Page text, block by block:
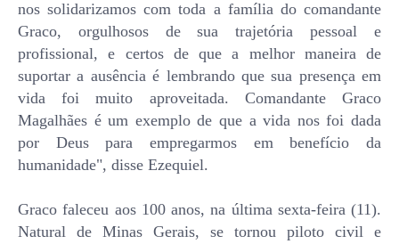
nos solidarizamos com toda a família do comandante
Graco, orgulhosos de sua trajetória pessoal e
profissional, e certos de que a melhor maneira de
suportar a ausência é lembrando que sua presença em
vida foi muito aproveitada. Comandante Graco
Magalhães é um exemplo de que a vida nos foi dada
por Deus para empregarmos em benefício da
humanidade", disse Ezequiel.
Graco faleceu aos 100 anos, na última sexta-feira (11).
Natural de Minas Gerais, se tornou piloto civil e